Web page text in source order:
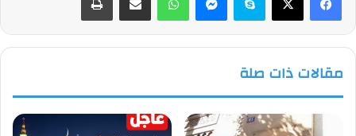
مقالات ذات صلة